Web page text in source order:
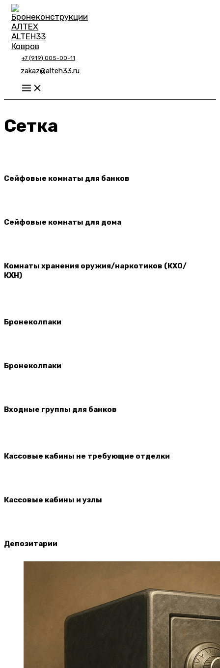
Перейти
содержимому
+7 (919) 005-00-11
zakaz@alteh33.ru
Main
Menu
Сетка
Сейфовые комнаты для банков
Сейфовые комнаты для дома
Комнаты хранения оружия/наркотиков (КХО/
КХН)
Бронеколпаки
Бронеколпаки
Входные группы для банков
Кассовые кабины не требующие отделки
Кассовые кабины и узлы
Депозитарии